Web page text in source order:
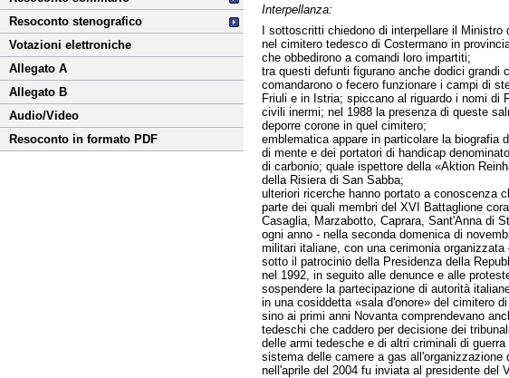
Resoconto stenografico
Votazioni elettroniche
Allegato A
Allegato B
Audio/Video
Resoconto in formato PDF
Interpellanza:
I sottoscritti chiedono di interpellare il
nel cimitero tedesco di Costermano in
che obbedirono a comandi loro impartiti;
tra questi defunti figurano anche dodici grandi
comandarono o fecero funzionare i campi di
Friuli e in Istria; spiccano al riguardo i nomi di
civili inermi; nel 1988 la presenza di queste
deporre corone in quel cimitero;
emblematica appare in particolare la biografia
di mente e dei portatori di handicap
di carbonio; quale ispettore della «Aktion
della Risiera di San Sabba;
ulteriori ricerche hanno portato a conoscenza
parte dei quali membri del XVI Battaglione
Casaglia, Marzabotto, Caprara, Sant'Anna di
ogni anno - nella seconda domenica di
militari italiane, con una cerimonia
sotto il patrocinio della Presidenza della
nel 1992, in seguito alle denunce e alle
sospendere la partecipazione di autorità
in una cosiddetta «sala d'onore» del cimitero
sino ai primi anni Novanta comprendevano
tedeschi che caddero per decisione dei
delle armi tedesche e di altri criminali di
sistema delle camere a gas all'organizzazione
nell'aprile del 2004 fu inviata al presidente del